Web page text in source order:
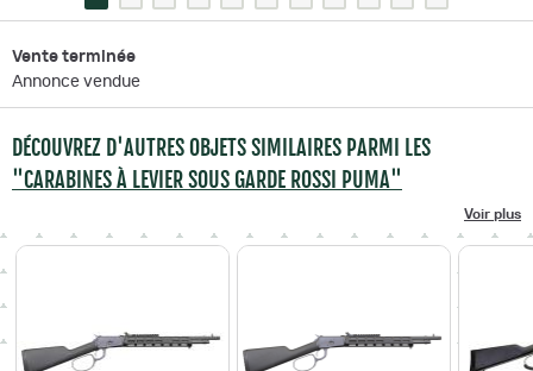
Vente terminée
Annonce vendue
DÉCOUVREZ D'AUTRES OBJETS SIMILAIRES PARMI LES
"CARABINES À LEVIER SOUS GARDE ROSSI PUMA"
Voir plus